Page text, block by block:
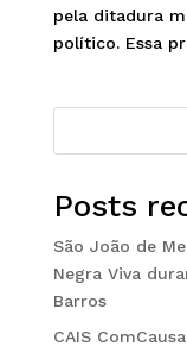
pela ditadura
político. Essa
Posts
São João de
Negra Viva
Barros
CAIS